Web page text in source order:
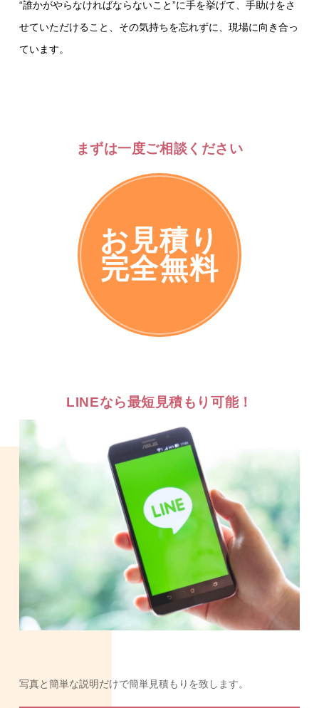
“誰かがやらなければならないこと”に手を挙げて、手助けをさ
せていただけること、その気持ちを忘れずに、現場に向き合っ
ています。
まずは一度ご相談ください
お見積り
完全無料
LINEなら最短見積もり可能！
写真と簡単な説明だけで簡単見積もりを致します。